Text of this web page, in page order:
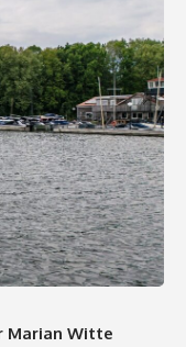
Marian Witte